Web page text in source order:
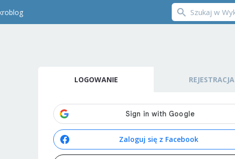
LOGOWANIE REJESTRACJA
Zaloguj się z Facebook